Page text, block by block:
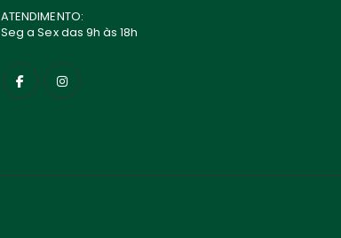
ATENDIMENTO:
Seg a Sex das 9h às 18h